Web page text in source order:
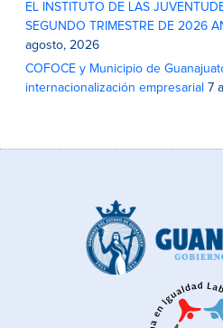
EL INSTITUTO DE LAS
SEGUNDO TRIMESTRE DE 2026
agosto, 2026
COFOCE y Municipio de
internacionalización empresarial 7